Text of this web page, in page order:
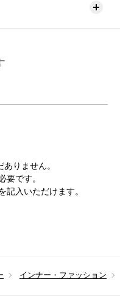
りません。
要です。
記入いただけます。
インナー・ファッション